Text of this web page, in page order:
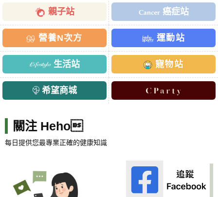
親子站 癌症站
營養N次方 運動站
生活站 寵物站
希望商城
關注 Heho
每日提供您最專業正確的健康知識